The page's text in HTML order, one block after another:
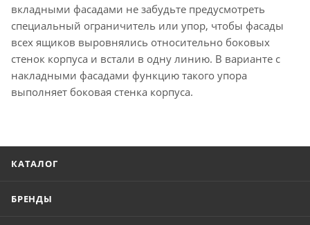
вкладными фасадами не забудьте предусмотреть
специальный ограничитель или упор, чтобы фасады
всех ящиков выровнялись относительно боковых
стенок корпуса и встали в одну линию. В варианте с
накладными фасадами функцию такого упора
выполняет боковая стенка корпуса.
КАТАЛОГ
БРЕНДЫ